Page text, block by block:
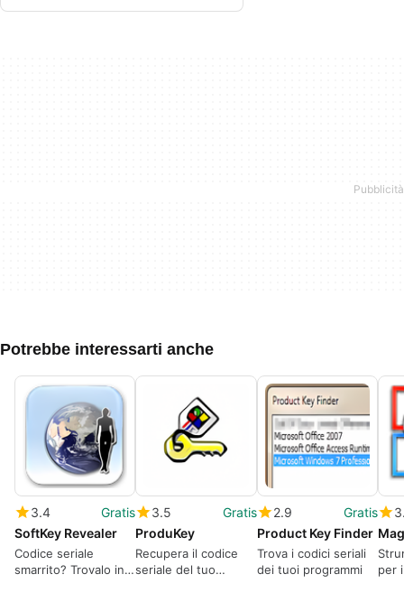
Potrebbe interessarti anche
3.4
Gratis
SoftKey Revealer
Codice seriale
smarrito? Trovalo in
3.5
Gratis
ProduKey
Recupera il codice
seriale del tuo
2.9
Gratis
Product Key Finder
Trova i codici seriali
dei tuoi programmi
per